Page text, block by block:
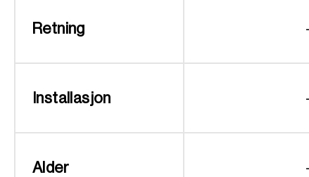
Retning
Installasjon
Alder